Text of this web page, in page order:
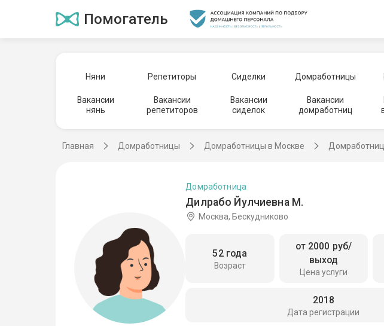
Помогатель
Няни Репетиторы Сиделки Домработницы
Вакансии
нянь
Вакансии
репетиторов
Вакансии
сиделок
Вакансии
домработниц
Главная Домработницы Домработницы в Москве
Дилрабо Йулчиевна М.
Домработница
Москва, Бескудниково
Возраст
52 года
Цена услуги
от 2000 руб/
выход
Дата регистрации
2018